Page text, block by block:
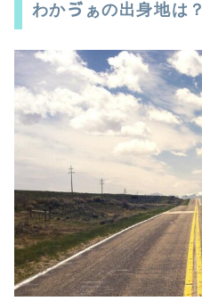
わかゔぁの出身地は？